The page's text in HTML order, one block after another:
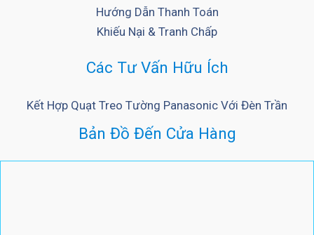
Hướng Dẫn Thanh Toán
Khiếu Nại & Tranh Chấp
Các Tư Vấn Hữu Ích
Kết Hợp Quạt Treo Tường Panasonic Với Đèn Trần
Bản Đồ Đến Cửa Hàng